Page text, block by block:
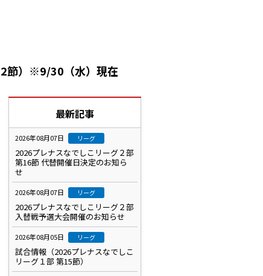
節）※9/30（水）現在
最新記事
2026年08月07日 リーグ
2026プレナスなでしこリーグ２部
第16節 代替開催日決定のお知ら
せ
2026年08月07日 リーグ
2026プレナスなでしこリーグ２部
入替戦予選大会開催のお知らせ
2026年08月05日 リーグ
試合情報（2026プレナスなでしこ
リーグ１部 第15節）